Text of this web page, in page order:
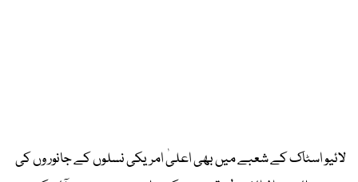
لائیو اسٹاک کے شعبے میں بھی اعلیٰ امریکی نسلوں کے جانور وں کی